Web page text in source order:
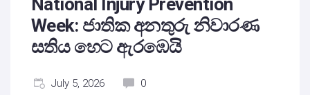
National Injury Prevention
Week: ජාතික අනතුරු නිවාරණ
සතිය හෙට ඇරඹෙයි
July 5, 2026 0